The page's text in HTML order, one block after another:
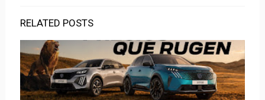
RELATED POSTS